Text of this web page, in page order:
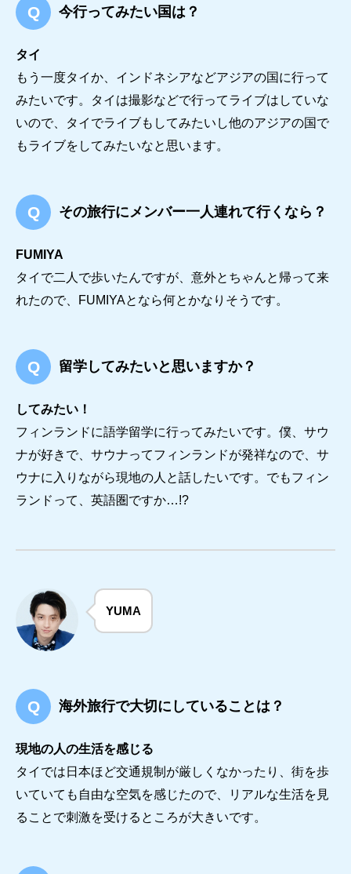
今行ってみたい国は？
タイ
もう一度タイか、インドネシアなどアジアの国に行って
みたいです。タイは撮影などで行ってライブはしていな
いので、タイでライブもしてみたいし他のアジアの国で
もライブをしてみたいなと思います。
その旅行にメンバー一人連れて行くなら？
FUMIYA
タイで二人で歩いたんですが、意外とちゃんと帰って来
れたので、FUMIYAとなら何とかなりそうです。
留学してみたいと思いますか？
してみたい！
フィンランドに語学留学に行ってみたいです。僕、サウ
ナが好きで、サウナってフィンランドが発祥なので、サ
ウナに入りながら現地の人と話したいです。でもフィン
ランドって、英語圏ですか…!?
YUMA
海外旅行で大切にしていることは？
現地の人の生活を感じる
タイでは日本ほど交通規制が厳しくなかったり、街を歩
いていても自由な空気を感じたので、リアルな生活を見
ることで刺激を受けるところが大きいです。